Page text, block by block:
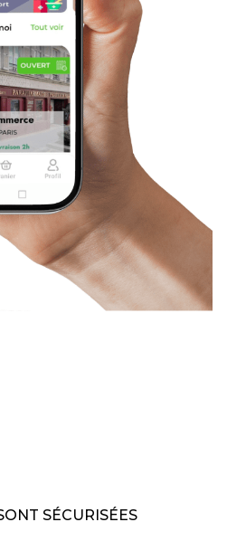
SÉCURISÉES